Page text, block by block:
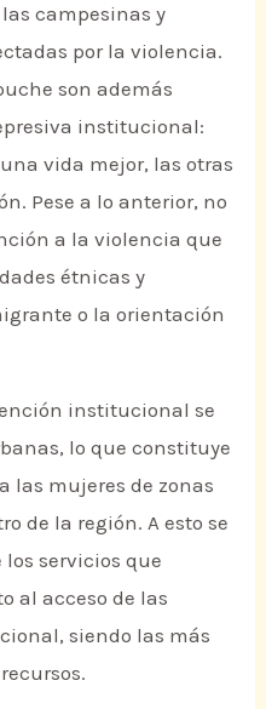
campesinas y
por la violencia.
son además
institucional:
vida mejor, las otras
Pese a lo anterior, no
a la violencia que
étnicas y
o la orientación
institucional se
lo que constituye
las mujeres de zonas
de la región. A esto se
servicios que
al acceso de las
siendo las más